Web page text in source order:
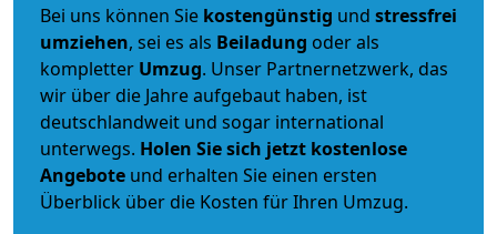
Bei uns können Sie kostengünstig und stressfrei
umziehen, sei es als Beiladung oder als
kompletter Umzug. Unser Partnernetzwerk, das
wir über die Jahre aufgebaut haben, ist
deutschlandweit und sogar international
unterwegs. Holen Sie sich jetzt kostenlose
Angebote und erhalten Sie einen ersten
Überblick über die Kosten für Ihren Umzug.